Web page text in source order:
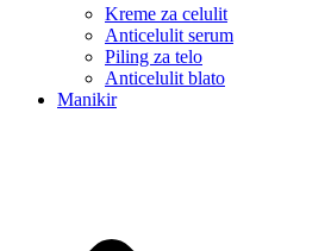
Kreme za celulit
Anticelulit serum
Piling za telo
Anticelulit blato
Manikir